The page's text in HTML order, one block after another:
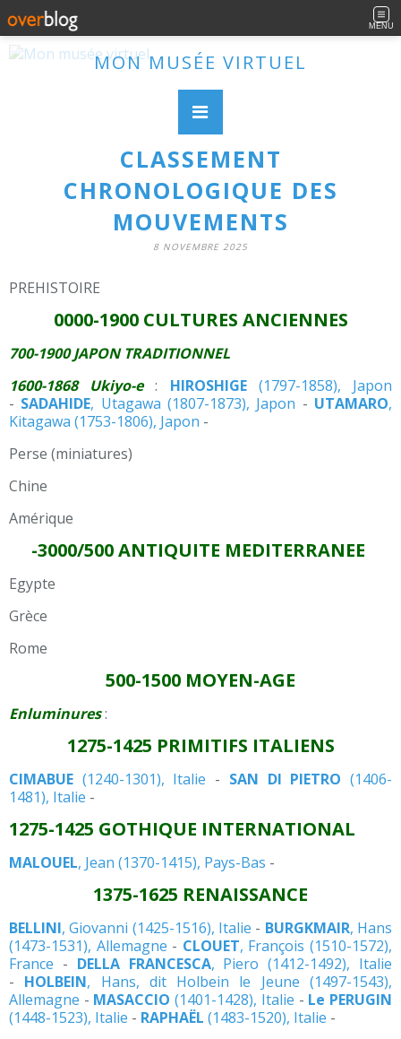
MENU
MON MUSÉE VIRTUEL
CLASSEMENT
CHRONOLOGIQUE DES
MOUVEMENTS
8 NOVEMBRE 2025
PREHISTOIRE
0000-1900 CULTURES ANCIENNES
700-1900 JAPON TRADITIONNEL
1600-1868 Ukiyo-e: HIROSHIGE(1797-1858), Japon
- SADAHIDE, Utagawa (1807-1873), Japon - UTAMARO,
Kitagawa (1753-1806), Japon -
Perse (miniatures)
Chine
Amérique
-3000/500 ANTIQUITE MEDITERRANEE
Egypte
Grèce
Rome
500-1500 MOYEN-AGE
Enluminures:
1275-1425 PRIMITIFS ITALIENS
CIMABUE (1240-1301), Italie - SAN DI PIETRO (1406-
1481), Italie -
1275-1425 GOTHIQUE INTERNATIONAL
MALOUEL, Jean (1370-1415), Pays-Bas -
1375-1625 RENAISSANCE
BELLINI, Giovanni (1425-1516), Italie - BURGKMAIR, Hans
(1473-1531), Allemagne - CLOUET, François (1510-1572),
France - DELLA FRANCESCA, Piero (1412-1492), Italie
- HOLBEIN, Hans, dit Holbein le Jeune (1497-1543),
Allemagne - MASACCIO (1401-1428), Italie - Le PERUGIN
(1448-1523), Italie - RAPHAËL (1483-1520), Italie -